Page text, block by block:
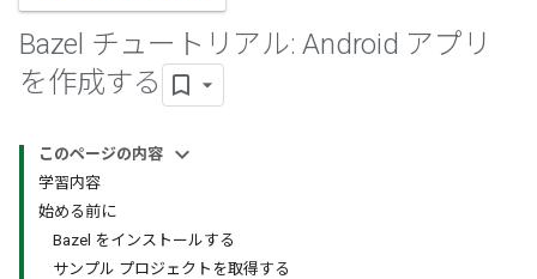
Bazel チュートリアル: Android アプリ
を作成する
このページの内容
学習内容
始める前に
Bazel をインストールする
サンプル プロジェクトを取得する